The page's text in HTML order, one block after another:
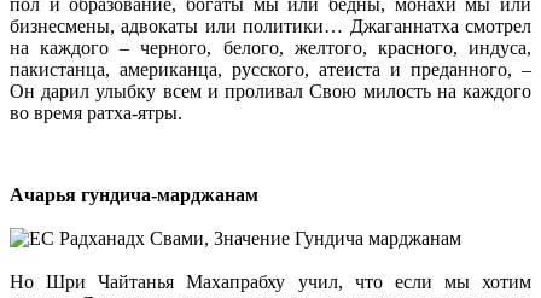
бизнесмены, адвокаты или политики… Джаганнатха смотрел
на каждого – черного, белого, желтого, красного, индуса,
пакистанца, американца, русского, атеиста и преданного, –
Он дарил улыбку всем и проливал Свою милость на каждого
во время ратха-ятры.
Ачарья гундича-марджанам
Но Шри Чайтанья Махапрабху учил, что если мы хотим